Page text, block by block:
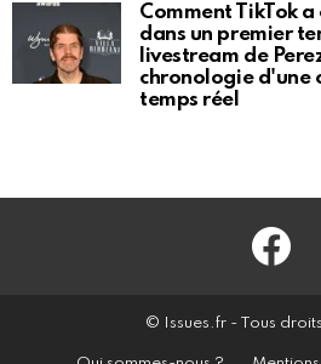
Comment TikTok a
dans un premier
livestream de
chronologie d'une
temps réel
© Issues.fr - Tous